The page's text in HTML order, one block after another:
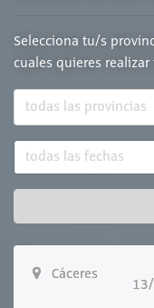
Selecciona tu/s
cuales quieres
Cáceres